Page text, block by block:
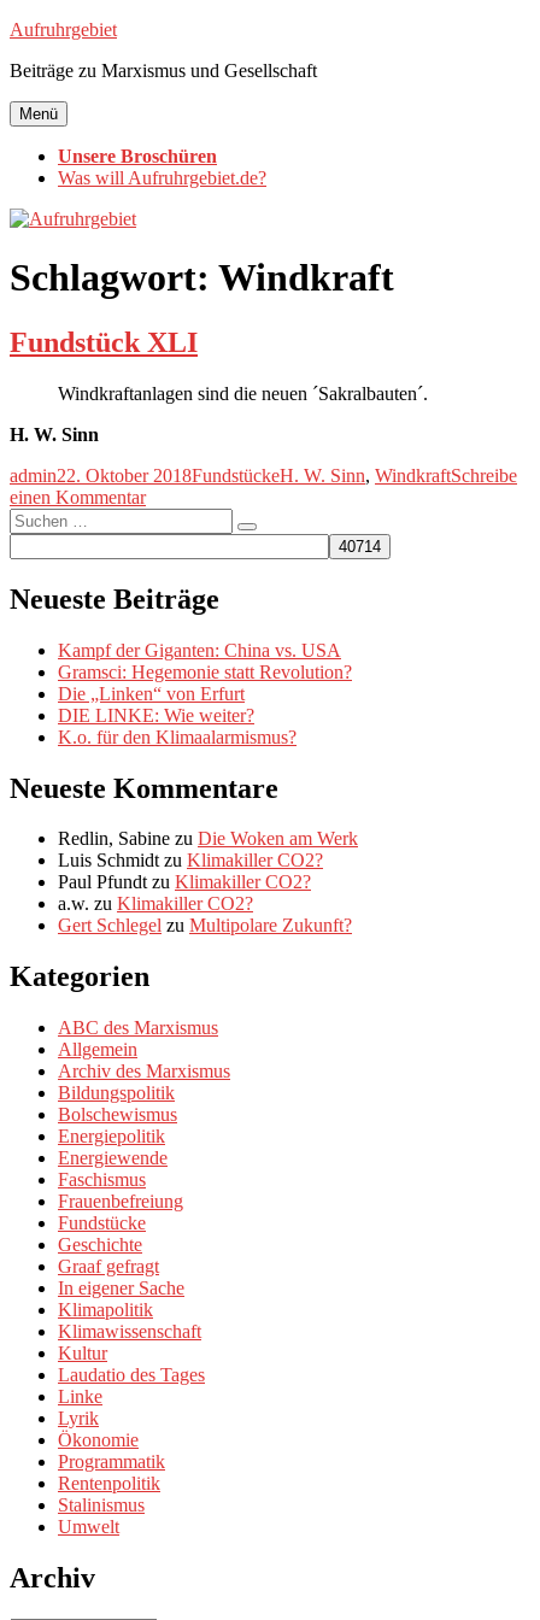
Zum
springen
Aufruhrgebiet
Beiträge zu Marxismus und Gesellschaft
Menü
Unsere Broschüren
Was will Aufruhrgebiet.de?
Schlagwort: Windkraft
Fundstück XLI
Windkraftanlagen sind die neuen ´Sakralbauten´.
H. W. Sinn
Autor
adminVeröffentlicht
am
22. Oktober 2018Kategorien
FundstückeSchlagwörter
H. W. Sinn, WindkraftSchreibe
einen Kommentarzu
XLI
Suche
nach:
Suchen
Neueste Beiträge
Kampf der Giganten: China vs. USA
Gramsci: Hegemonie statt Revolution?
Die „Linken“ von Erfurt
DIE LINKE: Wie weiter?
K.o. für den Klimaalarmismus?
Neueste Kommentare
Redlin, Sabine zu Die Woken am Werk
Luis Schmidtzu Klimakiller CO2?
Paul Pfundtzu Klimakiller CO2?
a.w. zu Klimakiller CO2?
Gert Schlegel zu Multipolare Zukunft?
Kategorien
ABC des Marxismus
Allgemein
Archiv des Marxismus
Bildungspolitik
Bolschewismus
Energiepolitik
Energiewende
Faschismus
Frauenbefreiung
Fundstücke
Geschichte
Graaf gefragt
In eigener Sache
Klimapolitik
Klimawissenschaft
Kultur
Laudatio des Tages
Linke
Lyrik
Ökonomie
Programmatik
Rentenpolitik
Stalinismus
Umwelt
Archiv